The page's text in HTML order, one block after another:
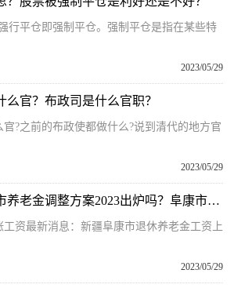
行平仓即强制平仓。强制平仓是指在某些特
2023/05/29
官？布政司是什么官职？
?之前的布政使都做什么?说到清代的地方官
2023/05/29
全球观焦点：阜康市养老金调整方案2023出炉吗？阜康市养老金涨多少钱？
工资最新消息：新疆阜康市退休养老金工资上
2023/05/29